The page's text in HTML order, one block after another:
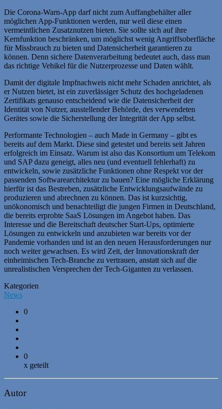
Die Corona-Warn-App darf nicht zum Auffangbehälter aller
möglichen App-Funktionen werden, nur weil diese einen
vermeintlichen Zusatznutzen bieten. Sie sollte sich auf ihre
Kernfunktion beschränken, um möglichst wenig Angriffsoberfläche
für Missbrauch zu bieten und Datensicherheit garantieren zu
können. Denn sichere Datenverarbeitung bedeutet auch, dass man
das richtige Vehikel für die Nutzerprozesse und Daten wählt.
Damit der digitale Impfnachweis nicht mehr Schaden anrichtet, als
er Nutzen bietet, ist ein zuverlässiger Schutz des hochgeladenen
Zertifikats genauso entscheidend wie die Datensicherheit der
Identität von Nutzer, ausstellender Behörde, des verwendeten
Gerätes sowie die Sicherstellung der Integrität der App selbst.
Performante Technologien – auch Made in Germany – gibt es
bereits auf dem Markt. Diese sind getestet und bereits seit Jahren
erfolgreich im Einsatz. Warum ist also das Konsortium um Telekom
und SAP dazu geneigt, alles neu (und eventuell fehlerhaft) zu
entwickeln, sowie zusätzliche Funktionen ohne Respekt vor der
passenden Softwarearchitektur zu bauen? Eine mögliche Erklärung
hierfür ist das Bestreben, zusätzliche Entwicklungsaufwände zu
produzieren und abrechnen zu können. Das ist kurzsichtig,
unökonomisch und benachteiligt die jungen Firmen in Deutschland,
die bereits erprobte SaaS Lösungen im Angebot haben. Das
Interesse und die Bereitschaft deutscher Start-Ups, optimierte
Lösungen zu entwickeln und anzubieten war bereits vor der
Pandemie vorhanden und ist an den neuen Herausforderungen nur
noch weiter gewachsen. Es wird Zeit, der Innovationskraft der
einheimischen Tech-Branche zu vertrauen, anstatt sich auf die
unrealistischen Versprechen der Tech-Giganten zu verlassen.
Kategorien
News
0
0
x geteilt
Autor